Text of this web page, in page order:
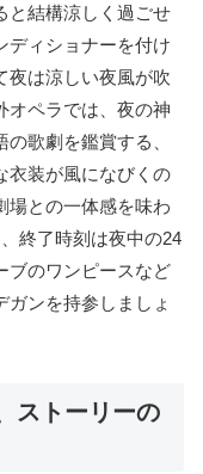
と結構涼しく過ごせ
ディショナーを付け
夜は涼しい夜風が吹
オペラでは、夜の神
歌劇を鑑賞する、
衣装が風になびくの
場との一体感を味わ
終了時刻は夜中の24
ブのワンピースなど
ガンを持参しましょ
ストーリーの